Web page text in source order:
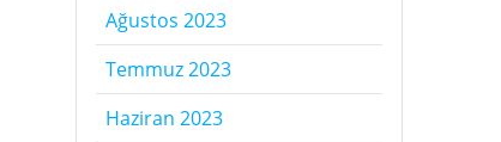
Ağustos 2023
Temmuz 2023
Haziran 2023